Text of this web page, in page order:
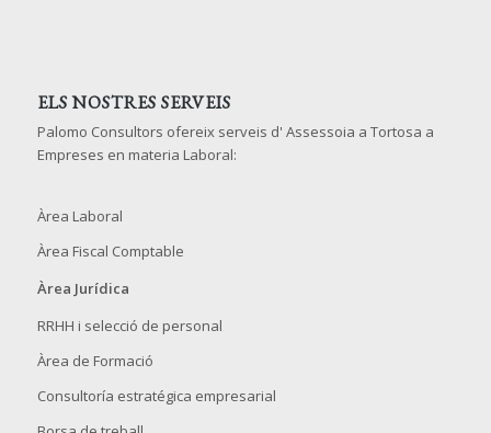
ELS NOSTRES SERVEIS
Palomo Consultors ofereix serveis d' Assessoia a Tortosa a
Empreses en materia Laboral:
Àrea Laboral
Àrea Fiscal Comptable
Àrea Jurídica
RRHH i selecció de personal
Àrea de Formació
Consultoría estratégica empresarial